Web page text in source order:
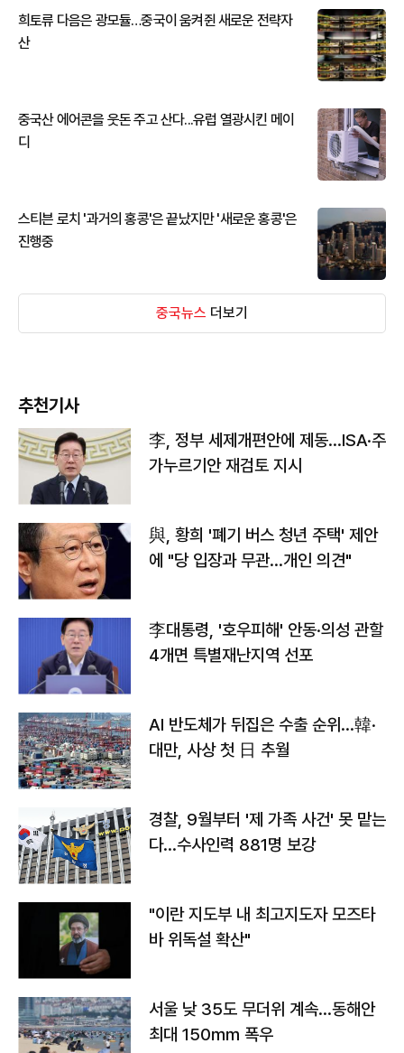
희토류 다음은 광모듈…중국이 움켜쥔 새로운 전략자
산
중국산 에어콘을 웃돈 주고 산다...유럽 열광시킨 메이
디
스티븐 로치 '과거의 홍콩'은 끝났지만 '새로운 홍콩'은
진행중
중국뉴스 더보기
추천기사
李, 정부 세제개편안에 제동…ISA·주
가누르기안 재검토 지시
與, 황희 '폐기 버스 청년 주택' 제안
에 "당 입장과 무관…개인 의견"
李대통령, '호우피해' 안동·의성 관할
4개면 특별재난지역 선포
AI 반도체가 뒤집은 수출 순위…韓·
대만, 사상 첫 日 추월
경찰, 9월부터 '제 가족 사건' 못 맡는
다…수사인력 881명 보강
"이란 지도부 내 최고지도자 모즈타
바 위독설 확산"
서울 낮 35도 무더위 계속…동해안
최대 150㎜ 폭우